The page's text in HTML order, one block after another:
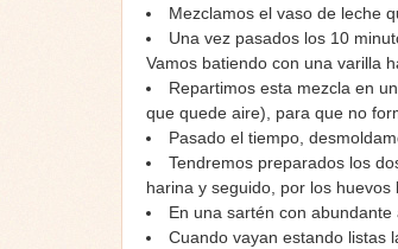
Mezclamos el vaso de leche
Una vez pasados los 10
Vamos batiendo con una varilla
Repartimos esta mezcla en
que quede aire), para que no
Pasado el tiempo,
Tendremos preparados los
harina y seguido, por los huevos
En una sartén con
Cuando vayan estando listas